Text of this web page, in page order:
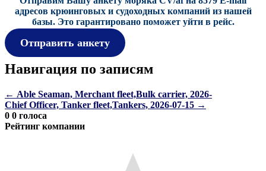
адресов крюинговых и судоходных компаний из нашей
базы. Это гарантировано поможет уйти в рейс.
Отправить анкету
Навигация по записям
← Able Seaman, Merchant fleet,Bulk carrier, 2026-
Chief Officer, Tanker fleet,Tankers, 2026-07-15 →
0 0 голоса
Рейтинг компании